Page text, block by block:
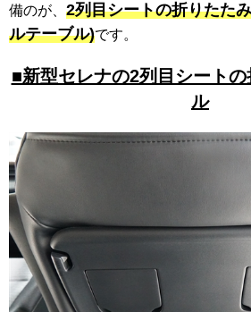
備のが、 2列目シートの折りたた
ルテーブル)です。
■新型セレナの2列目シート
ル